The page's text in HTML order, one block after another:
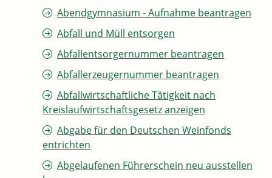
Abendgymnasium - Aufnahme beantragen
Abfall und Müll entsorgen
Abfallentsorgernummer beantragen
Abfallerzeugernummer beantragen
Abfallwirtschaftliche Tätigkeit nach
Kreislaufwirtschaftsgesetz anzeigen
Abgabe für den Deutschen Weinfonds
entrichten
Abgelaufenen Führerschein neu ausstellen